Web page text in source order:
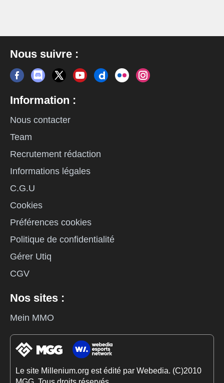
Nous suivre :
Information :
Nous contacter
Team
Recrutement rédaction
Informations légales
C.G.U
Cookies
Préférences cookies
Politique de confidentialité
Gérer Utiq
CGV
Nos sites :
Mein MMO
Le site Millenium.org est édité par Webedia. (C)2010